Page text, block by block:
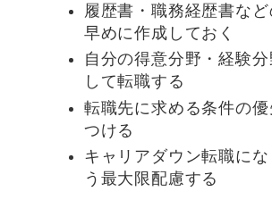
履歴書・職務経歴書な
早めに作成しておく
自分の得意分野・経験
して転職する
転職先に求める条件の優
つける
キャリアダウン転職にな
う最大限配慮する